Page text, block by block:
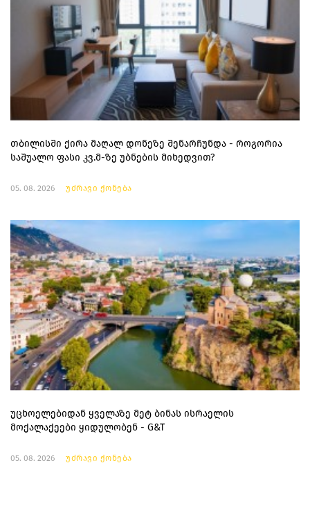
თბილისში ქირა მაღალ დონეზე შენარჩუნდა - როგორია
საშუალო ფასი კვ.მ-ზე უბნების მიხედვით?
05. 08. 2026 უძრავი ქონება
უცხოელებიდან ყველაზე მეტ ბინას ისრაელის
მოქალაქეები ყიდულობენ - G&T
05. 08. 2026 უძრავი ქონება